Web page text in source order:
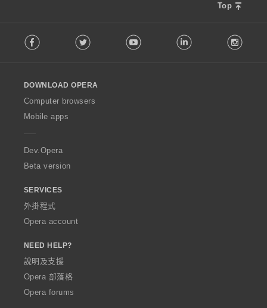
Top
o
w
O
p
a
Facebook Twitter Youtube LinkedIn
DOWNLOAD OPERA
Computer browsers
Mobile apps
Dev.Opera
Beta version
SERVICES
外掛程式
Opera account
NEED HELP?
說明及支援
Opera 部落格
Opera forums